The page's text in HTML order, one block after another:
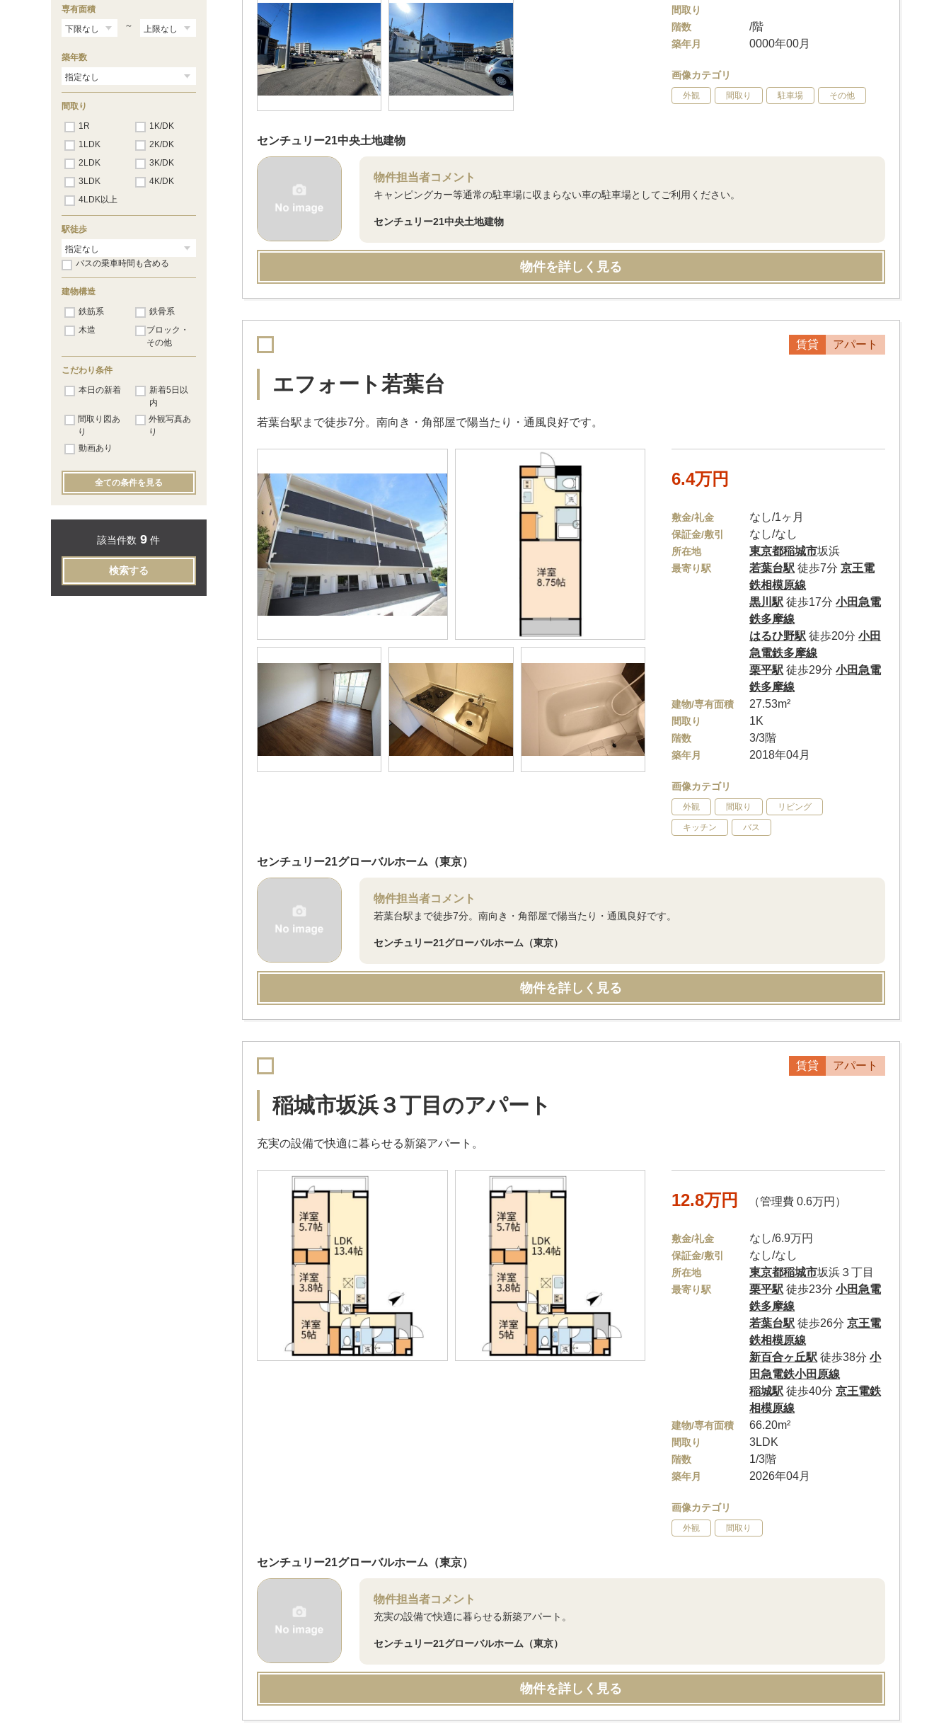
間取り
階数
/階
築年月 0000年00月
画像カテゴリ
外観 間取り 駐車場 その他
センチュリー21中央土地建物
物件担当者コメント
キャンピングカー等通常の駐車場に収まらない車の駐車場としてご利用ください。
センチュリー21中央土地建物
物件を詳しく見る
賃貸 アパート
エフォート若葉台
若葉台駅まで徒歩7分。南向き・角部屋で陽当たり・通風良好です。
6.4万円
敷金/礼金 なし/1ヶ月
保証金/敷引 なし/なし
所在地 東京都稲城市坂浜
最寄り駅 若葉台駅 徒歩7分京王電
鉄相模原線
黒川駅 徒歩17分小田急電
鉄多摩線
はるひ野駅 徒歩20分小田
急電鉄多摩線
栗平駅 徒歩29分小田急電
鉄多摩線
建物/専有面積 27.53m²
間取り 1K
階数 3/3階
築年月 2018年04月
画像カテゴリ
外観 間取り リビング
キッチン バス
センチュリー21グローバルホーム（東京）
物件担当者コメント
若葉台駅まで徒歩7分。南向き・角部屋で陽当たり・通風良好です。
センチュリー21グローバルホーム（東京）
物件を詳しく見る
賃貸 アパート
稲城市坂浜３丁目のアパート
充実の設備で快適に暮らせる新築アパート。
12.8万円 （管理費 0.6万円）
敷金/礼金 なし/6.9万円
保証金/敷引 なし/なし
所在地 東京都稲城市坂浜３丁目
最寄り駅 栗平駅 徒歩23分小田急電
鉄多摩線
若葉台駅 徒歩26分京王電
鉄相模原線
新百合ヶ丘駅 徒歩38分小
田急電鉄小田原線
稲城駅 徒歩40分京王電鉄
相模原線
建物/専有面積 66.20m²
間取り 3LDK
階数 1/3階
築年月 2026年04月
画像カテゴリ
外観 間取り
センチュリー21グローバルホーム（東京）
物件担当者コメント
充実の設備で快適に暮らせる新築アパート。
センチュリー21グローバルホーム（東京）
物件を詳しく見る
専有面積
～
築年数
間取り
1R
1K/DK
1LDK
2K/DK
2LDK
3K/DK
3LDK
4K/DK
4LDK以上
駅徒歩
バスの乗車時間も含める
建物構造
鉄筋系
鉄骨系
木造
ブロック・
その他
こだわり条件
本日の新着
新着5日以
内
間取り図あ
り
外観写真あ
り
動画あり
全ての条件を見る
該当件数 9 件
検索する